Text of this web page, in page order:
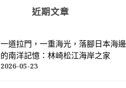
近期文章
一道拉門，一重海光，落腳日本海邊
的南洋記憶：林崎松江海岸之家
2026-05-23